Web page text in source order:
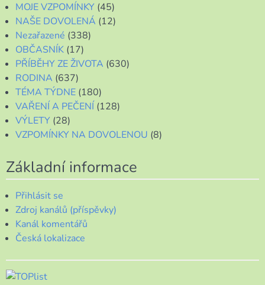
MOJE VZPOMÍNKY (45)
NAŠE DOVOLENÁ (12)
Nezařazené (338)
OBČASNÍK (17)
PŘÍBĚHY ZE ŽIVOTA (630)
RODINA (637)
TÉMA TÝDNE (180)
VAŘENÍ A PEČENÍ (128)
VÝLETY (28)
VZPOMÍNKY NA DOVOLENOU (8)
Základní informace
Přihlásit se
Zdroj kanálů (příspěvky)
Kanál komentářů
Česká lokalizace